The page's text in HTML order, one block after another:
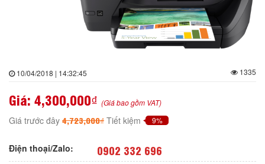
10/04/2018 | 14:32:45 1335
Giá: 4,300,000₫ (Giá bao gồm VAT)
Giá trước đây 4,723,000₫ Tiết kiệm 9%
Điện thoại/Zalo: 0902 332 696